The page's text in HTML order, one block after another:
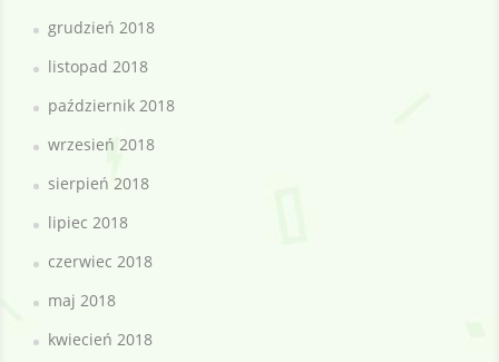
grudzień 2018
listopad 2018
październik 2018
wrzesień 2018
sierpień 2018
lipiec 2018
czerwiec 2018
maj 2018
kwiecień 2018